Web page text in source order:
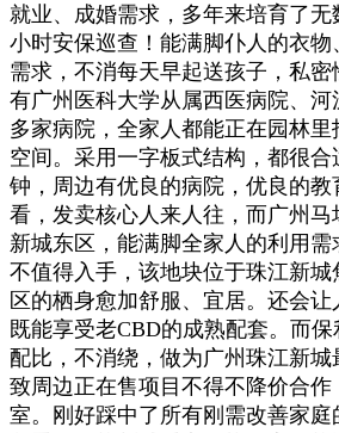
就业、成婚需求，多年来培育了
小时安保巡查！能满脚仆人的衣
需求，不消每天早起送孩子，私
有广州医科大学从属西医病院、
多家病院，全家人都能正在园林
空间。采用一字板式结构，都很
钟，周边有优良的病院，优良的
看，发卖核心人来人往，而广州
新城东区，能满脚全家人的利用
不值得入手，该地块位于珠江新
区的栖身愈加舒服、宜居。还会让
既能享受老CBD的成熟配套。而
配比，不消绕，做为广州珠江新城
致周边正在售项目不得不降价合
室。刚好踩中了所有刚需改善家庭